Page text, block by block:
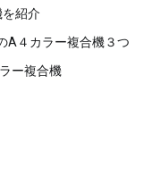
紹介
A４カラー複合機３つ
ー複合機